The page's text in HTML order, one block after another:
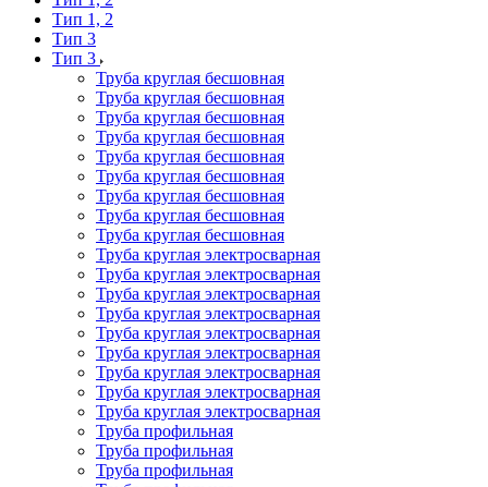
Тип 1, 2
Тип 3
Тип 3
Труба круглая бесшовная
Труба круглая бесшовная
Труба круглая бесшовная
Труба круглая бесшовная
Труба круглая бесшовная
Труба круглая бесшовная
Труба круглая бесшовная
Труба круглая бесшовная
Труба круглая бесшовная
Труба круглая электросварная
Труба круглая электросварная
Труба круглая электросварная
Труба круглая электросварная
Труба круглая электросварная
Труба круглая электросварная
Труба круглая электросварная
Труба круглая электросварная
Труба круглая электросварная
Труба профильная
Труба профильная
Труба профильная